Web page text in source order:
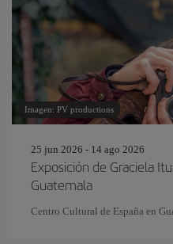
Imagen: PV productions
25 jun 2026 - 14 ago 2026
Exposición de Graciela
Guatemala
Centro Cultural de España en